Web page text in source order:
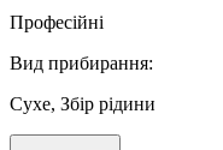
Професійні
Вид прибирання:
Сухе, Збір рідини